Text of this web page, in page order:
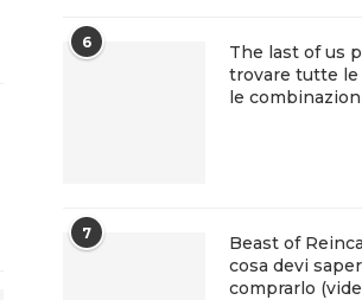
6
The last of us
trovare tutte le
le
7
Beast of
cosa devi
comprarlo